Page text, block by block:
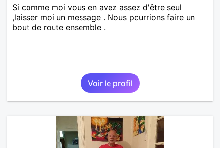
Si comme moi vous en avez assez d'être seul
,laisser moi un message . Nous pourrions faire un
bout de route ensemble .
Voir le profil